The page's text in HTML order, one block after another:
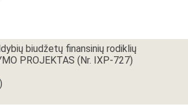
biudžetų finansinių rodiklių
PROJEKTAS (Nr. IXP-727)
)